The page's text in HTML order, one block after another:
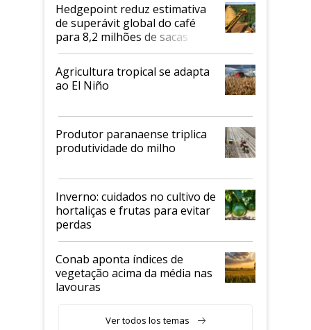
Hedgepoint reduz estimativa
de superávit global do café
para 8,2 milhões de sacas
Agricultura tropical se adapta
ao El Niño
Produtor paranaense triplica
produtividade do milho
Inverno: cuidados no cultivo de
hortaliças e frutas para evitar
perdas
Conab aponta índices de
vegetação acima da média nas
lavouras
Ver todos los temas